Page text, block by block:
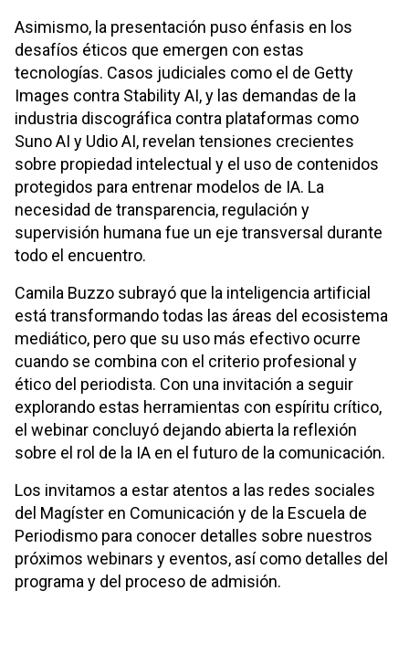
Asimismo, la presentación puso énfasis en los
desafíos éticos que emergen con estas
tecnologías. Casos judiciales como el de Getty
Images contra Stability AI, y las demandas de la
industria discográfica contra plataformas como
Suno AI y Udio AI, revelan tensiones crecientes
sobre propiedad intelectual y el uso de contenidos
protegidos para entrenar modelos de IA. La
necesidad de transparencia, regulación y
supervisión humana fue un eje transversal durante
todo el encuentro.
Camila Buzzo subrayó que la inteligencia artificial
está transformando todas las áreas del ecosistema
mediático, pero que su uso más efectivo ocurre
cuando se combina con el criterio profesional y
ético del periodista. Con una invitación a seguir
explorando estas herramientas con espíritu crítico,
el webinar concluyó dejando abierta la reflexión
sobre el rol de la IA en el futuro de la comunicación.
Los invitamos a estar atentos a las redes sociales
del Magíster en Comunicación y de la Escuela de
Periodismo para conocer detalles sobre nuestros
próximos webinars y eventos, así como detalles del
programa y del proceso de admisión.